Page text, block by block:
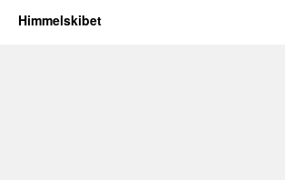
Himmelskibet